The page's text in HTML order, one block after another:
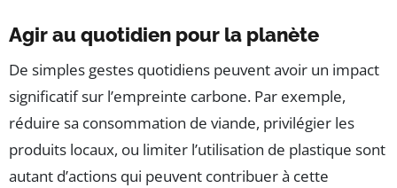
Agir au quotidien pour la planète
De simples gestes quotidiens peuvent avoir un impact
significatif sur l’empreinte carbone. Par exemple,
réduire sa consommation de viande, privilégier les
produits locaux, ou limiter l’utilisation de plastique sont
autant d’actions qui peuvent contribuer à cette